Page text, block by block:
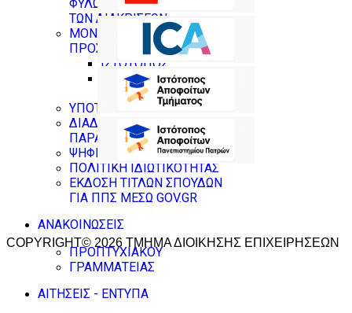
ΦΥΛΩΝ & ΚΑΤΑΠΟΛΕΜΗΣΗΣ
ΤΩΝ ΔΙΑΚΡΙΣΕΩΝ
ΜΟΝΑΔΑ ΙΣΟΤΙΜΗΣ
ΠΡΟΣΒΑΣΗΣ
ΙΣΤΟΤΟΠΟΣ
ΕΣΩΤΕΡΙΚΟΣ ΚΑΝΟΝΙΣΜΟΣ
ΛΕΙΤΟΥΡΓΙΑΣ
ΥΠΟΤΡΟΦΙΕΣ
ΔΙΑΔΙΚΑΣΙΑ ΥΠΟΒΟΛΗΣ
ΠΑΡΑΠΟΝΩΝ
ΨΗΦΙΑΚΕΣ ΥΠΗΡΕΣΙΕΣ
ΠΟΛΙΤΙΚΗ ΙΔΙΩΤΙΚΟΤΗΤΑΣ
ΕΚΔΟΣΗ ΤΙΤΛΩΝ ΣΠΟΥΔΩΝ
ΓΙΑ ΠΠΣ ΜΕΣΩ GOV.GR
ΑΝΑΚΟΙΝΩΣΕΙΣ
ΠΡΟΠΤΥΧΙΑΚΟΥ
ΓΡΑΜΜΑΤΕΙΑΣ
ΑΙΤΗΣΕΙΣ - ΕΝΤΥΠΑ
COPYRIGHT© 2026 ΤΜΗΜΑ ΔΙΟΙΚΗΣΗΣ ΕΠΙΧΕΙΡΗΣΕΩΝ